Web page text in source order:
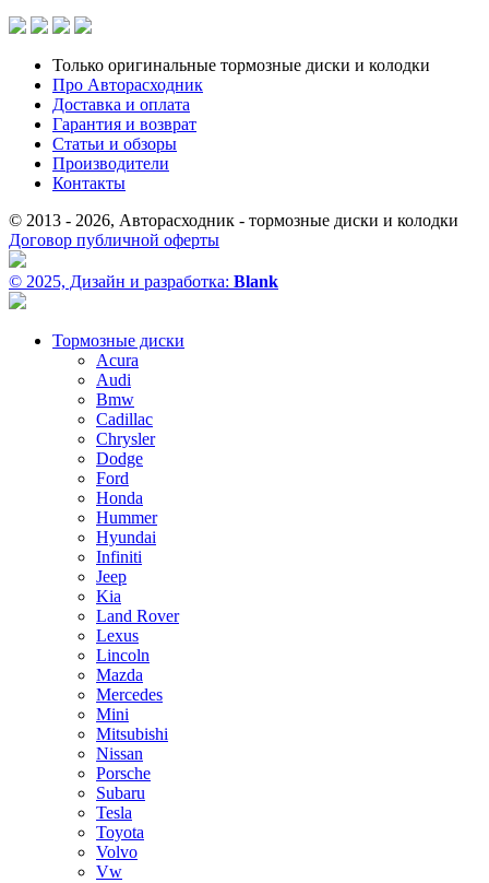
Только оригинальные тормозные диски и колодки
Про Авторасходник
Доставка и оплата
Гарантия и возврат
Статьи и обзоры
Производители
Контакты
© 2013 - 2026, Авторасходник - тормозные диски и колодки
Договор публичной оферты
© 2025, Дизайн и разработка: Blank
Тормозные диски
Acura
Audi
Bmw
Cadillac
Chrysler
Dodge
Ford
Honda
Hummer
Hyundai
Infiniti
Jeep
Kia
Land Rover
Lexus
Lincoln
Mazda
Mercedes
Mini
Mitsubishi
Nissan
Porsche
Subaru
Tesla
Toyota
Volvo
Vw